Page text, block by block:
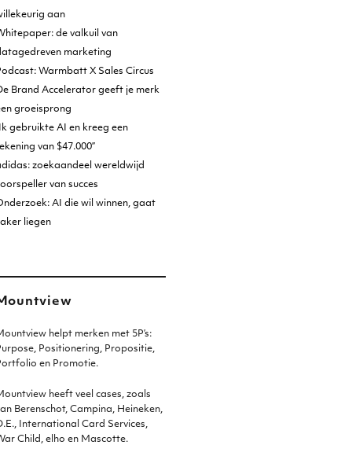
aan
de valkuil van
marketing
Warmbatt X Sales Circus
Brand Accelerator geeft je merk
groeisprong
gebruikte AI en kreeg een
van $47.000”
zoekaandeel wereldwijd
van succes
AI die wil winnen, gaat
liegen
helpt merken met 5P’s:
Positionering, Propositie,
en Promotie.
heeft veel cases, zoals
Berenschot, Campina, Heineken,
International Card Services,
Child, elho en Mascotte.